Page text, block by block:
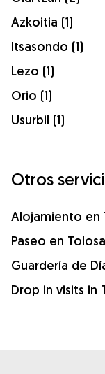
Azkoitia (1)
Itsasondo (1)
Lezo (1)
Orio (1)
Usurbil (1)
Otros
Alojamiento en
Paseo en Tolosa
Guardería de
Drop in visits in